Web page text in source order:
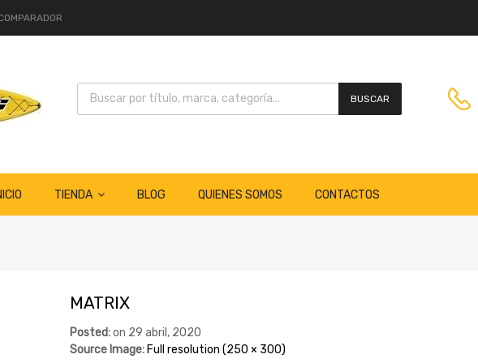
BUSCAR
TIENDA BLOG QUIENES SOMOS CONTACTOS
MATRIX
Posted:on 29 abril, 2020
Source Image: Full resolution (250 × 300)